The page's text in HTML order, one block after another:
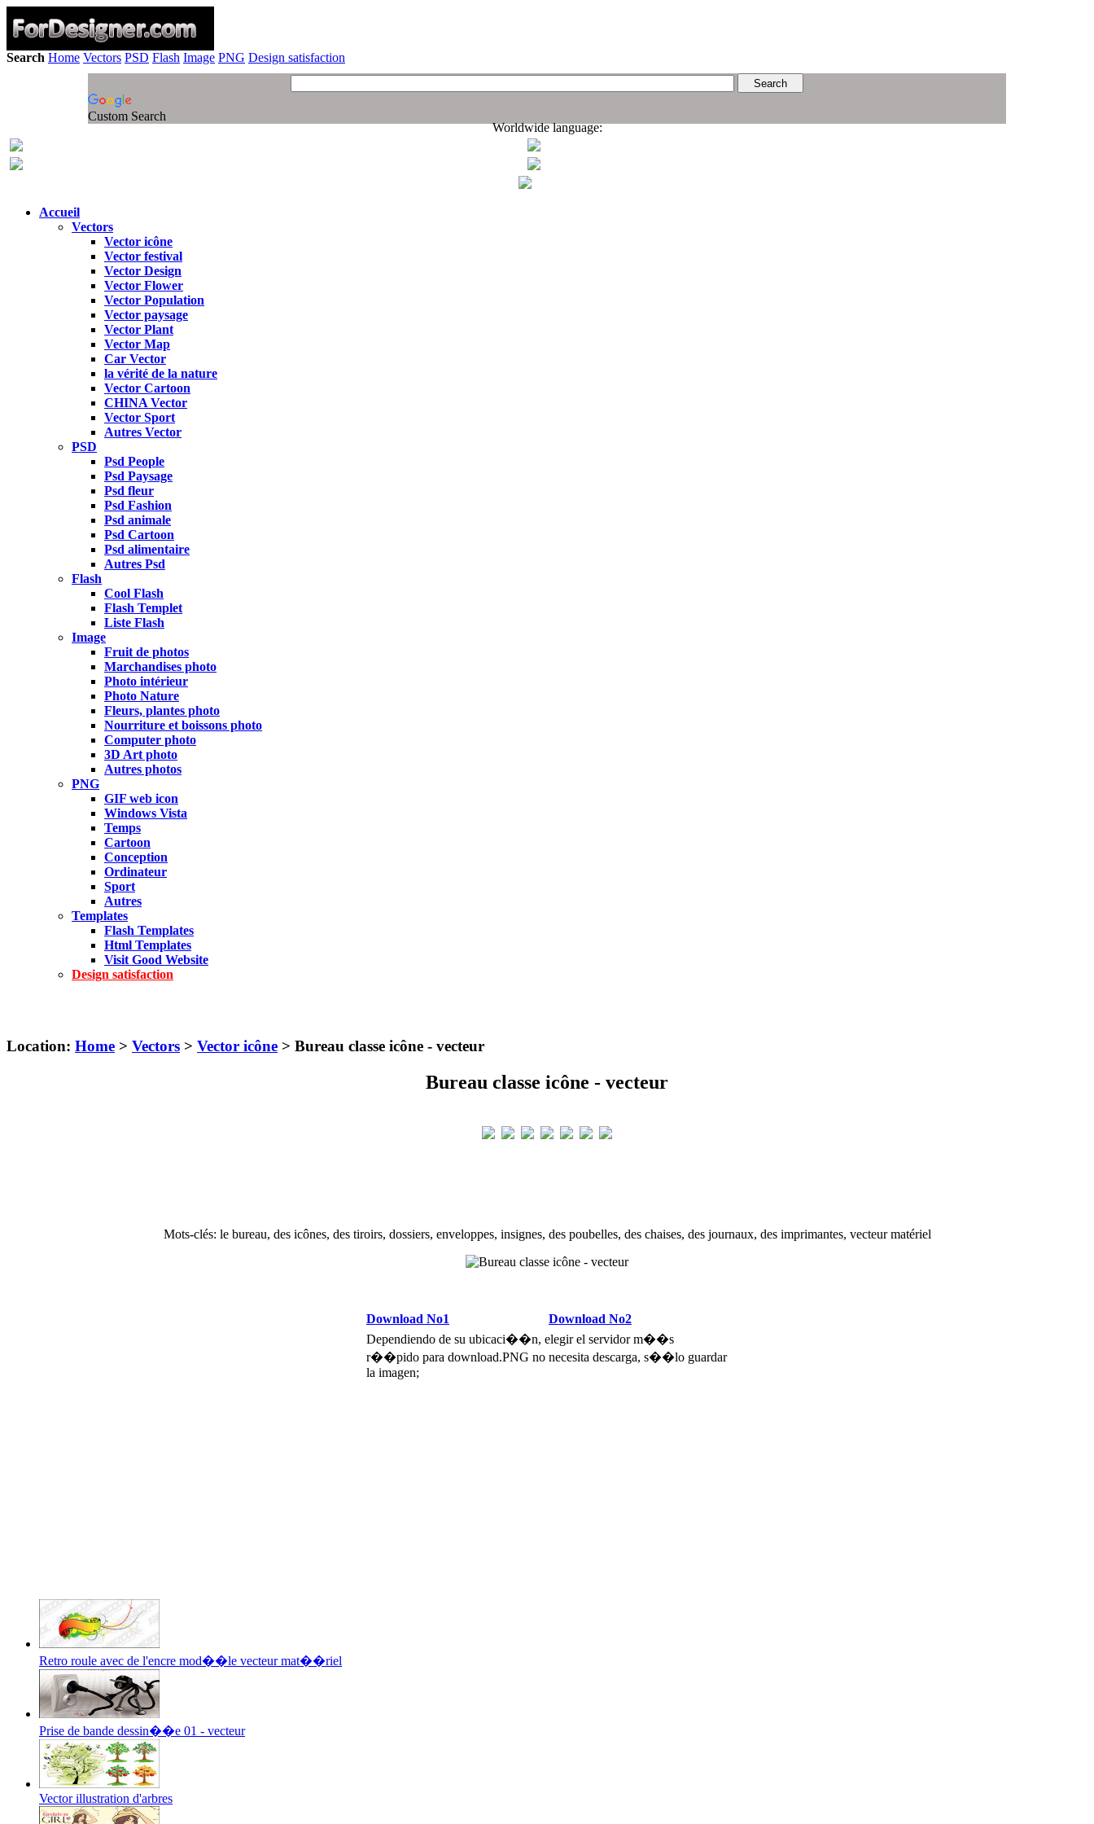
Search Home Vectors PSD Flash Image PNG Design satisfaction
Custom Search
Worldwide language:
Accueil
Vectors
Vector icône
Vector festival
Vector Design
Vector Flower
Vector Population
Vector paysage
Vector Plant
Vector Map
Car Vector
la vérité de la nature
Vector Cartoon
CHINA Vector
Vector Sport
Autres Vector
PSD
Psd People
Psd Paysage
Psd fleur
Psd Fashion
Psd animale
Psd Cartoon
Psd alimentaire
Autres Psd
Flash
Cool Flash
Flash Templet
Liste Flash
Image
Fruit de photos
Marchandises photo
Photo intérieur
Photo Nature
Fleurs, plantes photo
Nourriture et boissons photo
Computer photo
3D Art photo
Autres photos
PNG
GIF web icon
Windows Vista
Temps
Cartoon
Conception
Ordinateur
Sport
Autres
Templates
Flash Templates
Html Templates
Visit Good Website
Design satisfaction
Location: Home > Vectors > Vector icône > Bureau classe icône - vecteur
Bureau classe icône - vecteur
Mots-clés: le bureau, des icônes, des tiroirs, dossiers, enveloppes, insignes, des poubelles, des chaises, des journaux, des imprimantes, vecteur matériel
Download No1
Download No2
Dependiendo de su ubicaci��n, elegir el servidor m��s
r��pido para download.PNG no necesita descarga, s��lo guardar
la imagen;
Retro roule avec de l'encre mod��le vecteur mat��riel
Prise de bande dessin��e 01 - vecteur
Vector illustration d'arbres